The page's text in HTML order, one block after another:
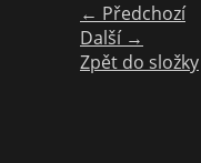
← Předchozí
Další →
Zpět do složky